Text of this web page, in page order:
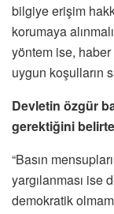
bilgiye erişim
korumaya
yöntem ise,
uygun koşulların
Devletin özgür
gerektiğini
“Basın
yargılanması ise
demokratik